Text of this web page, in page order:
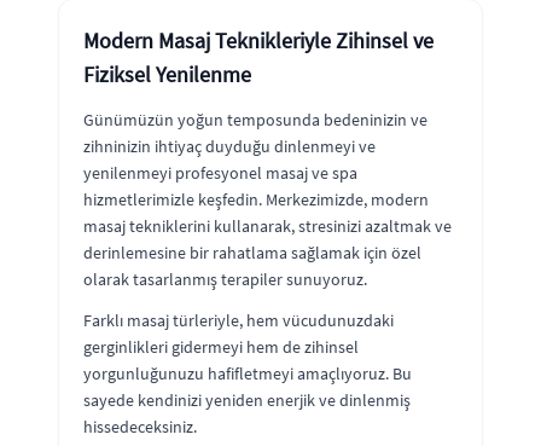
Modern Masaj Teknikleriyle Zihinsel ve
Fiziksel Yenilenme
Günümüzün yoğun temposunda bedeninizin ve
zihninizin ihtiyaç duyduğu dinlenmeyi ve
yenilenmeyi profesyonel masaj ve spa
hizmetlerimizle keşfedin. Merkezimizde, modern
masaj tekniklerini kullanarak, stresinizi azaltmak ve
derinlemesine bir rahatlama sağlamak için özel
olarak tasarlanmış terapiler sunuyoruz.
Farklı masaj türleriyle, hem vücudunuzdaki
gerginlikleri gidermeyi hem de zihinsel
yorgunluğunuzu hafifletmeyi amaçlıyoruz. Bu
sayede kendinizi yeniden enerjik ve dinlenmiş
hissedeceksiniz.